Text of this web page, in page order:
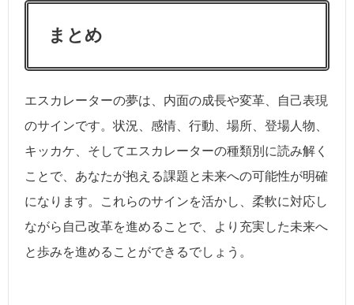
まとめ
エスカレーターの夢は、内面の成長や変革、自己表現
のサインです。状況、感情、行動、場所、登場人物、
キッカケ、そしてエスカレーターの種類別に読み解く
ことで、あなたが抱える課題と未来への可能性が明確
になります。これらのサインを活かし、柔軟に対応し
ながら自己改革を進めることで、より充実した未来へ
と歩みを進めることができるでしょう。